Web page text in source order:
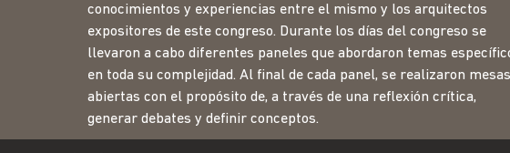
conocimientos y experiencias entre el mismo y los arquitectos
expositores de este congreso. Durante los días del congreso se
llevaron a cabo diferentes paneles que abordaron temas
en toda su complejidad. Al final de cada panel, se realizaron mesas
abiertas con el propósito de, a través de una reflexión crítica,
generar debates y definir conceptos.